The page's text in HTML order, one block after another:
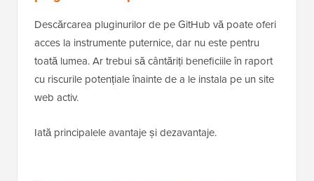
Descărcarea pluginurilor de pe GitHub vă poate oferi
acces la instrumente puternice, dar nu este pentru
toată lumea. Ar trebui să cântăriți beneficiile în raport
cu riscurile potențiale înainte de a le instala pe un site
web activ.
Iată principalele avantaje și dezavantaje.